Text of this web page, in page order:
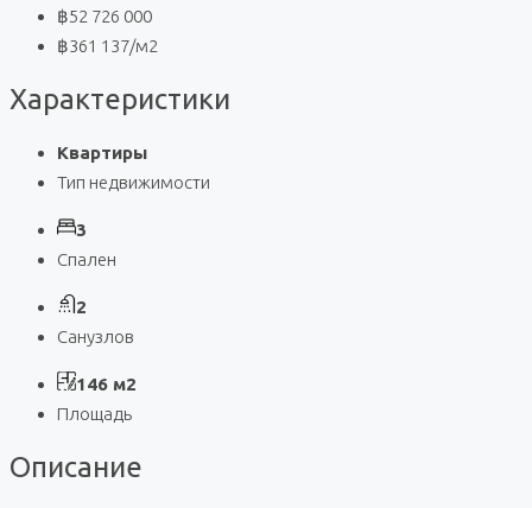
฿52 726 000
฿361 137/м2
Характеристики
Квартиры
Тип недвижимости
3
Спален
2
Санузлов
146 м2
Площадь
Описание